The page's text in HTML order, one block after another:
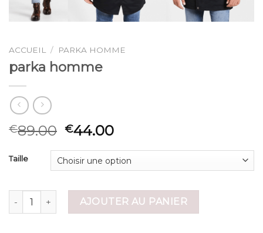
ACCUEIL / PARKA HOMME
parka homme
€89.00 €44.00
Taille
quantité de parka hommeAJOUTER AU PANIER